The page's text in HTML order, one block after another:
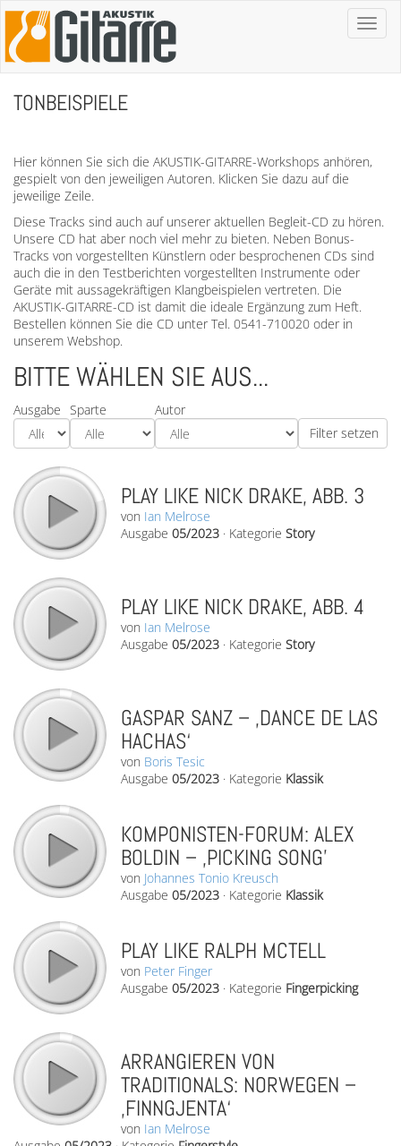
Toggle
TONBEISPIELE
Hier können Sie sich die AKUSTIK-GITARRE-Workshops anhören,
gespielt von den jeweiligen Autoren. Klicken Sie dazu auf die
jeweilige Zeile.
Diese Tracks sind auch auf unserer aktuellen Begleit-CD zu hören.
Unsere CD hat aber noch viel mehr zu bieten. Neben Bonus-
Tracks von vorgestellten Künstlern oder besprochenen CDs sind
auch die in den Testberichten vorgestellten Instrumente oder
Geräte mit aussagekräftigen Klangbeispielen vertreten. Die
AKUSTIK-GITARRE-CD ist damit die ideale Ergänzung zum Heft.
Bestellen können Sie die CD unter Tel. 0541-710020 oder in
unserem Webshop.
BITTE WÄHLEN SIE AUS...
Ausgabe Sparte Autor
PLAY LIKE NICK DRAKE, ABB. 3
von Ian Melrose
Ausgabe 05/2023 · Kategorie Story
PLAY LIKE NICK DRAKE, ABB. 4
von Ian Melrose
Ausgabe 05/2023 · Kategorie Story
GASPAR SANZ – ‚DANCE DE LAS
HACHAS‘
von Boris Tesic
Ausgabe 05/2023 · Kategorie Klassik
KOMPONISTEN-FORUM: ALEX
BOLDIN – ‚PICKING SONG’
von Johannes Tonio Kreusch
Ausgabe 05/2023 · Kategorie Klassik
PLAY LIKE RALPH MCTELL
von Peter Finger
Ausgabe 05/2023 · Kategorie Fingerpicking
ARRANGIEREN VON
TRADITIONALS: NORWEGEN –
‚FINNGJENTA‘
von Ian Melrose